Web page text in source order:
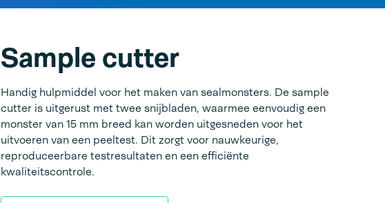
Sample cutter
Handig hulpmiddel voor het maken van sealmonsters. De sample
cutter is uitgerust met twee snijbladen, waarmee eenvoudig een
monster van 15 mm breed kan worden uitgesneden voor het
uitvoeren van een peeltest. Dit zorgt voor nauwkeurige,
reproduceerbare testresultaten en een efficiënte
kwaliteitscontrole.